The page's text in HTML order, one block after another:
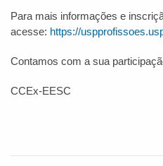
Para mais informações e
acesse: https://
Contamos com a sua
CCEx-EESC